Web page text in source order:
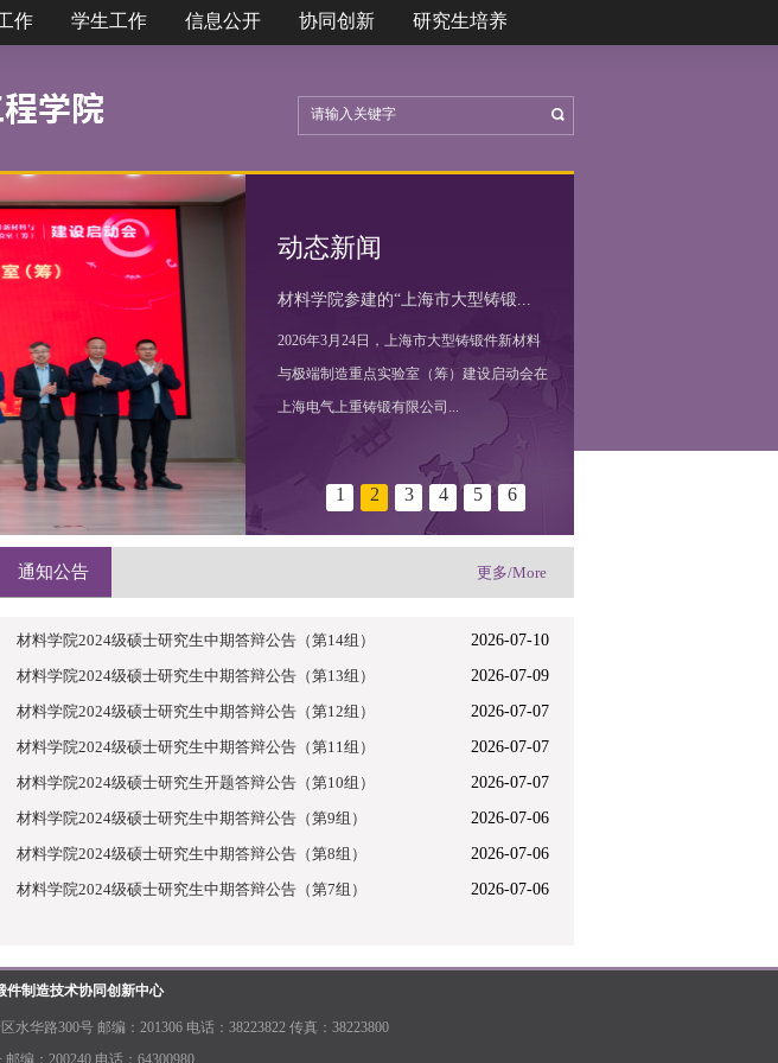
作 学生工作 信息公开 协同创新 研究生培养
动态新闻
材料学院参建的“上海市大型铸锻...
2026年3月24日，上海市大型铸锻件新材料
与极端制造重点实验室（筹）建设启动会在
上海电气上重铸锻有限公司...
1 2 3 4 5 6
通知公告 更多/More
材料学院2024级硕士研究生中期答辩公告（第14组）
2026-07-10
材料学院2024级硕士研究生中期答辩公告（第13组）
2026-07-09
材料学院2024级硕士研究生中期答辩公告（第12组）
2026-07-07
材料学院2024级硕士研究生中期答辩公告（第11组）
2026-07-07
材料学院2024级硕士研究生开题答辩公告（第10组）
2026-07-07
材料学院2024级硕士研究生中期答辩公告（第9组）
2026-07-06
材料学院2024级硕士研究生中期答辩公告（第8组）
2026-07-06
材料学院2024级硕士研究生中期答辩公告（第7组）
2026-07-06
件制造技术协同创新中心
华路300号 邮编：201306 电话：38223822 传真：38223800
编：200240 电话：64300980